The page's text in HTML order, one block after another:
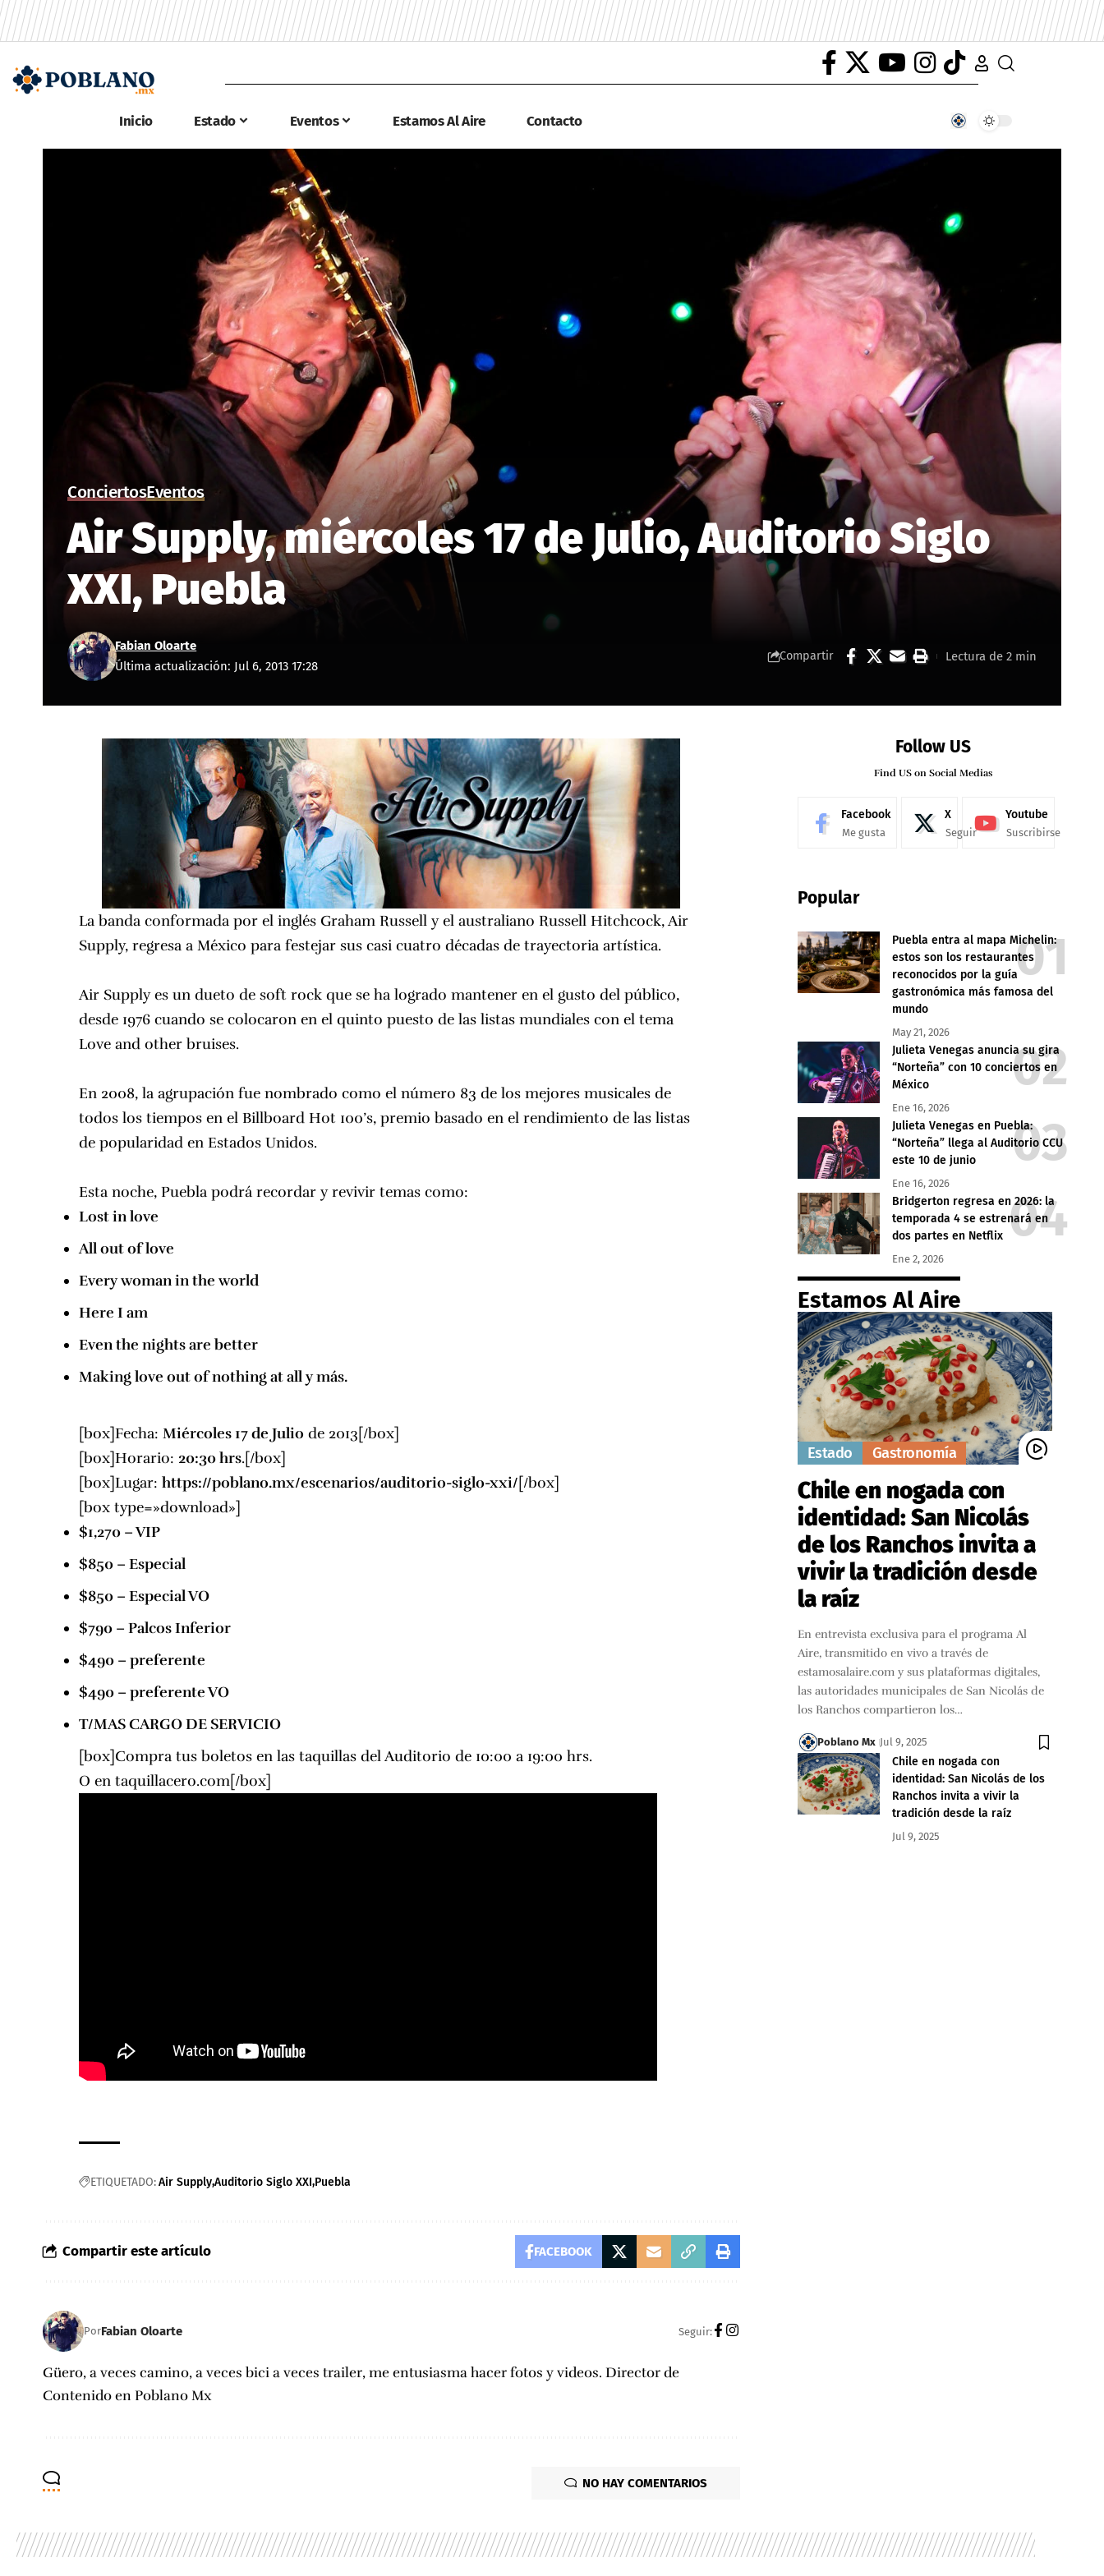
Inicio Estado Eventos Estamos Al Aire Contacto
ConciertosEventos
Air Supply, miércoles 17 de Julio, Auditorio Siglo
XXI, Puebla
Última actualización: Jul 6, 2013 17:28
Fabian Oloarte
Compartir Lectura de 2 min
La banda conformada por el inglés Graham Russell y el australiano Russell Hitchcock, Air
Supply, regresa a México para festejar sus casi cuatro décadas de trayectoria artística.
Air Supplyes un dueto de soft rock que se ha logrado mantener en el gusto del público,
desde 1976 cuando se colocaron en el quinto puesto de las listas mundiales con el tema
Love and other bruises.
En 2008, la agrupación fue nombrado como el número 83 de los mejores musicales de
todos los tiempos en el Billboard Hot 100’s, premio basado en el rendimiento de las listas
de popularidad en Estados Unidos.
Esta noche, Puebla podrá recordar y revivir temas como:
Lost in love
All out of love
Every woman in the world
Here I am
Even the nights are better
Making love out of nothing at all y más.
[box]Fecha:Miércoles 17 de Julio de 2013[/box]
[box]Horario: 20:30 hrs.[/box]
[box]Lugar:https://poblano.mx/escenarios/auditorio-siglo-xxi/[/box]
[box type=»download»]
$1,270 – VIP
$850 – Especial
$850 – Especial VO
$790 – Palcos Inferior
$490 – preferente
$490 – preferente VO
T/MAS CARGO DE SERVICIO
[box]Compra tus boletos en las taquillas del Auditorio de 10:00 a 19:00 hrs.
O entaquillacero.com[/box]
ETIQUETADO:Air SupplyAuditorio Siglo XXI Puebla
Compartir este artículo FACEBOOK
PorFabian Oloarte Seguir:
Güero, a veces camino, a veces bici a veces trailer, me entusiasma hacer fotos y videos. Director de
Contenido en Poblano Mx
NO HAY COMENTARIOS
Follow US
Find US on Social Medias
Facebook
Me gusta
X
Seguir
Youtube
Suscribirse
Popular
Puebla entra al mapa Michelin:
estos son los restaurantes
reconocidos por la guía
gastronómica más famosa del
mundo
May 21, 2026
Julieta Venegas anuncia su gira
“Norteña” con 10 conciertos en
México
Ene 16, 2026
Julieta Venegas en Puebla:
“Norteña” llega al Auditorio CCU
este 10 de junio
Ene 16, 2026
Bridgerton regresa en 2026: la
temporada 4 se estrenará en
dos partes en Netflix
Ene 2, 2026
Estamos Al Aire
Estado Gastronomía
Chile en nogada con
identidad: San Nicolás
de los Ranchos invita a
vivir la tradición desde
la raíz
En entrevista exclusiva para el programa Al
Aire, transmitido en vivo a través de
estamosalaire.com y sus plataformas digitales,
las autoridades municipales de San Nicolás de
los Ranchos compartieron los…
Poblano Mx Jul 9, 2025
Chile en nogada con
identidad: San Nicolás de los
Ranchos invita a vivir la
tradición desde la raíz
Jul 9, 2025